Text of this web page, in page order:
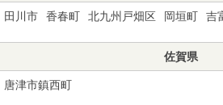
田川市 香春町 北九州戸畑区 岡垣町 吉
佐賀県
唐津市鎮西町